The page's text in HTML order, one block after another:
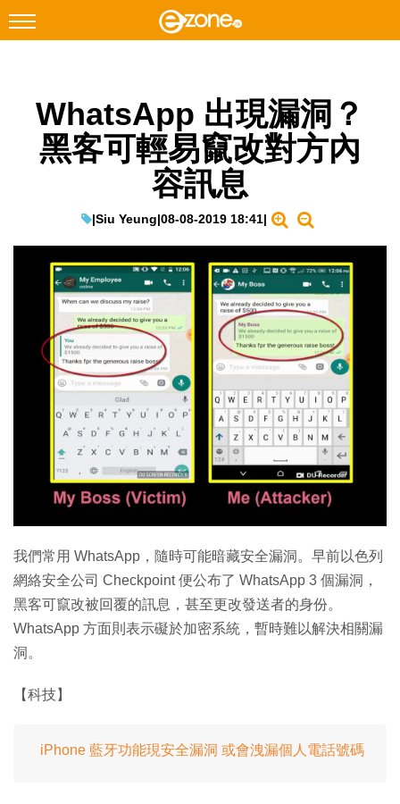
Facebook Instagram
科技焦點
教學評測
EduTech
生成式AI與雲端應用
Enterprise Digital Transformation
WhatsApp 出現漏洞？
黑客可輕易竄改對方內
容訊息
|Siu Yeung|08-08-2019 18:41|
我們常用 WhatsApp，隨時可能暗藏安全漏洞。早前以色列
網絡安全公司 Checkpoint 便公布了 WhatsApp 3 個漏洞，
黑客可竄改被回覆的訊息，甚至更改發送者的身份。
WhatsApp 方面則表示礙於加密系統，暫時難以解決相關漏
洞。
【科技】
iPhone 藍牙功能現安全漏洞 或會洩漏個人電話號碼